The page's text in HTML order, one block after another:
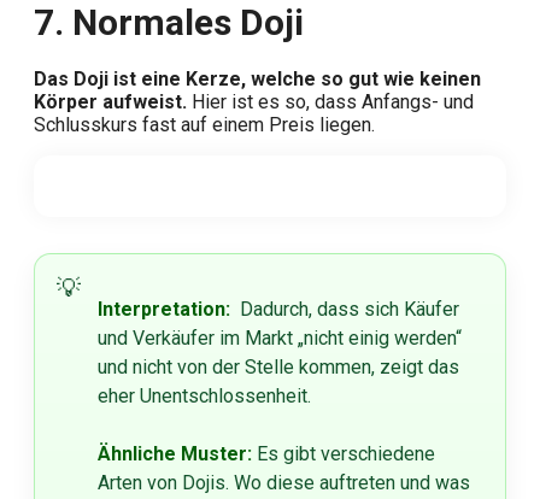
7. Normales Doji
Das Doji ist eine Kerze, welche so gut wie keinen
Körper aufweist. Hier ist es so, dass Anfangs- und
Schlusskurs fast auf einem Preis liegen.
Interpretation: Dadurch, dass sich Käufer
und Verkäufer im Markt „nicht einig werden“
und nicht von der Stelle kommen, zeigt das
eher Unentschlossenheit.
Ähnliche Muster: Es gibt verschiedene
Arten von Dojis. Wo diese auftreten und was